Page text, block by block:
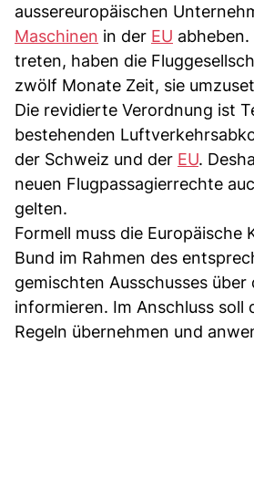
aussereuropäischen
Maschinen in der EU
treten, haben die
zwölf Monate Zeit, sie
Die revidierte Verordnung ist
bestehenden
der Schweiz und der EU.
neuen Flugpassagierrechte
gelten.
Formell muss die Europäische
Bund im Rahmen des
gemischten Ausschusses über
informieren. Im Anschluss soll
Regeln übernehmen und